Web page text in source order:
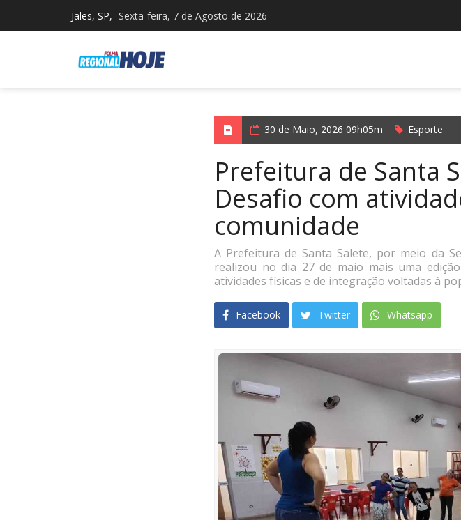
Jales, SP, Sexta-feira, 7 de Agosto de 2026
30 de Maio, 2026 09h05m Esporte
Prefeitura de Santa
Desafio com
comunidade
A Prefeitura de Santa Salete, por meio da
realizou no dia 27 de maio mais uma
atividades físicas e de integração voltadas à
Facebook Twitter Whatsapp